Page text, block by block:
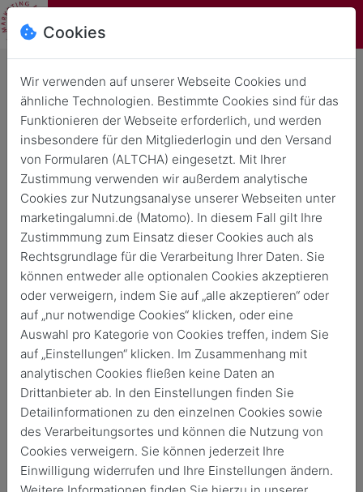
Münster
"Kleines" Münsteraner Marketing
Symposium 2025
14. Nov. 2025 , 18:00 15. Nov. 2025 , 02:00
An-/Abmeldefrist 4. Nov. 2025
Cookies
Wir verwenden auf unserer Webseite Cookies und
ähnliche Technologien. Bestimmte Cookies sind für das
Funktionieren der Webseite erforderlich, und werden
insbesondere für den Mitgliederlogin und den Versand
von Formularen (ALTCHA) eingesetzt. Mit Ihrer
Zustimmung verwenden wir außerdem analytische
Cookies zur Nutzungsanalyse unserer Webseiten unter
marketingalumni.de (Matomo). In diesem Fall gilt Ihre
Zustimmmung zum Einsatz dieser Cookies auch als
Rechtsgrundlage für die Verarbeitung Ihrer Daten. Sie
können entweder alle optionalen Cookies akzeptieren
oder verweigern, indem Sie auf „alle akzeptieren“ oder
auf „nur notwendige Cookies“ klicken, oder eine
Auswahl pro Kategorie von Cookies treffen, indem Sie
auf „Einstellungen“ klicken. Im Zusammenhang mit
analytischen Cookies fließen keine Daten an
Drittanbieter ab. In den Einstellungen finden Sie
Detailinformationen zu den einzelnen Cookies sowie
des Verarbeitungsortes und können die Nutzung von
Cookies verweigern. Sie können jederzeit Ihre
Einwilligung widerrufen und Ihre Einstellungen ändern.